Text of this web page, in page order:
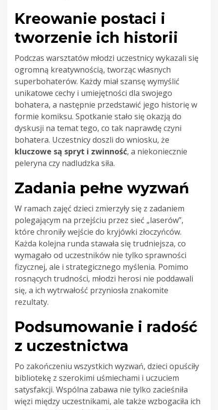
Kreowanie postaci i
tworzenie ich historii
Podczas warsztatów młodzi uczestnicy wykazali się
ogromną kreatywnością, tworząc własnych
superbohaterów. Każdy miał szansę wymyślić
unikatowe cechy i umiejętności dla swojego
bohatera, a następnie przedstawić jego historię w
formie komiksu. Spotkanie stało się okazją do
dyskusji na temat tego, co tak naprawdę czyni
bohatera. Uczestnicy doszli do wniosku, że
kluczowe są spryt i zwinność, a niekoniecznie
peleryna czy nadludzka siła.
Zadania pełne wyzwań
W ramach zajęć dzieci zmierzyły się z zadaniem
polegającym na przejściu przez sieć „laserów”,
które chroniły wejście do kryjówki złoczyńców.
Każda kolejna runda stawała się trudniejsza, co
wymagało od uczestników nie tylko sprawności
fizycznej, ale i strategicznego myślenia. Pomimo
rosnących trudności, młodzi herosi nie poddawali
się, a ich wytrwałość przyniosła znakomite
rezultaty.
Podsumowanie i radość
z uczestnictwa
Po zakończeniu wszystkich wyzwań, dzieci opuściły
bibliotekę z szerokimi uśmiechami i uczuciem
satysfakcji. Wspólna zabawa nie tylko zacieśniła
więzi między uczestnikami, ale także wzbogaciła ich